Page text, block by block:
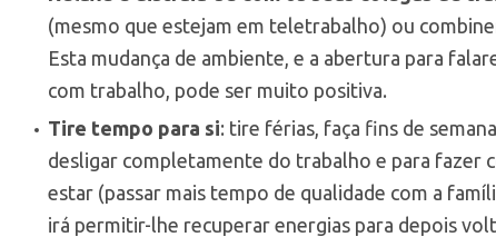
(mesmo que estejam em teletrabalho) ou
Esta mudança de ambiente, e a abertura para
com trabalho, pode ser muito positiva.
Tire tempo para si: tire férias, faça fins de
desligar completamente do trabalho e para fazer
estar (passar mais tempo de qualidade com a
irá permitir-lhe recuperar energias para depois